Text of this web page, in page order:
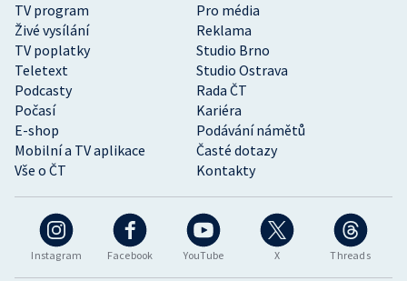
Instagram Facebook YouTube X Threads
TV program
Pro média
Živé vysílání
Reklama
TV poplatky
Studio Brno
Teletext
Studio Ostrava
Podcasty
Rada ČT
Počasí
Kariéra
E-shop
Podávání námětů
Mobilní a TV aplikace
Časté dotazy
Vše o ČT
Kontakty